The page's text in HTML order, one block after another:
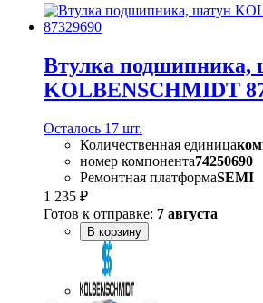
Втулка подшипника,
KOLBENSCHMIDT
Осталось 17 шт.
Количественная единица
номер компонента74250690
Ремонтная платформаSEMI
1 235 ₽
Готов к отправке: 7 августа
В корзину